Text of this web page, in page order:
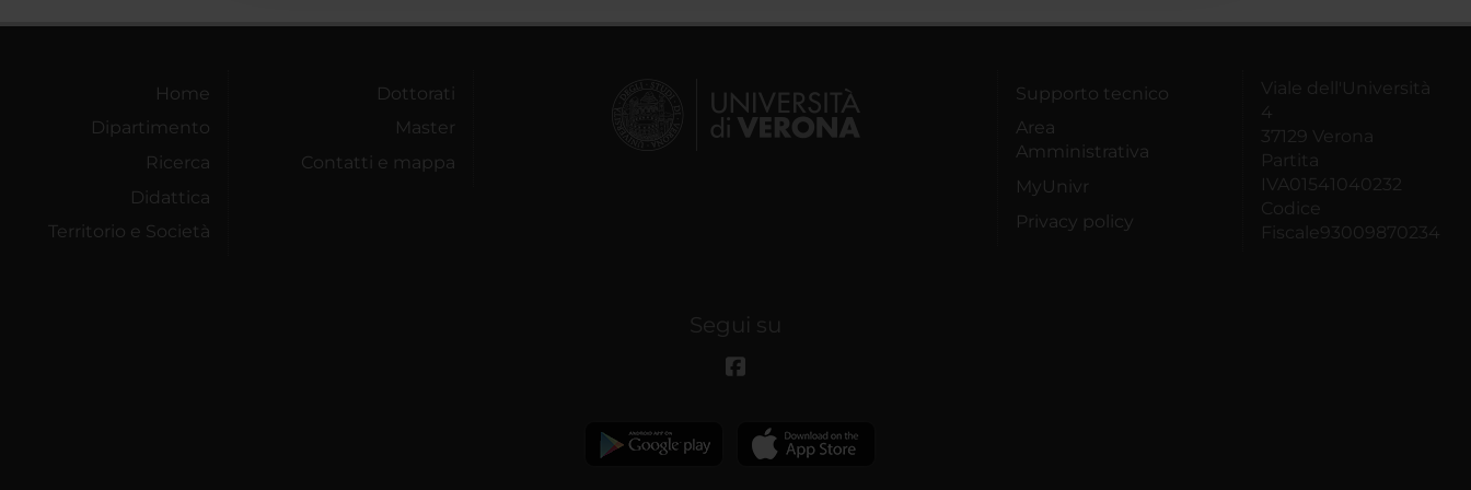
Home
Dipartimento
Ricerca
Didattica
Territorio e Società
Dottorati
Master
Contatti e mappa
Supporto tecnico
Area
Amministrativa
MyUnivr
Privacy policy
Viale dell'Università
4
37129 Verona
Partita
IVA01541040232
Codice
Fiscale93009870234
Segui su